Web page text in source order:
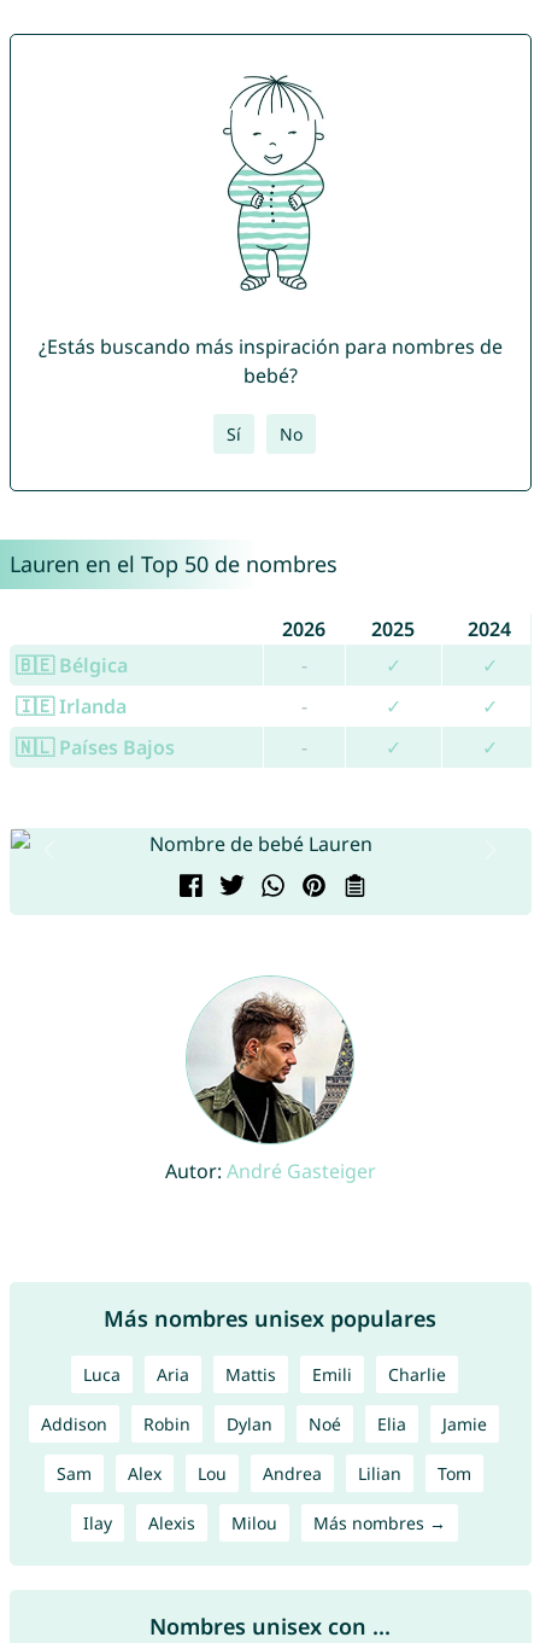
¿Estás buscando más inspiración para nombres de
bebé?
Sí No
Lauren en el Top 50 de nombres
2026 2025
2024
🇧🇪 Bélgica
- ✓
✓
🇮🇪 Irlanda
- ✓
✓
🇳🇱 Países Bajos
- ✓ ✓
Autor: André Gasteiger
Más nombres unisex populares
Luca Aria Mattis Emili Charlie
Addison Robin Dylan Noé Elia Jamie
Sam Alex Lou Andrea Lilian Tom
Ilay Alexis Milou Más nombres →
Nombres unisex con ...